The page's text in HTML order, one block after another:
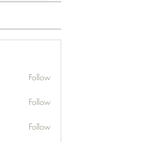
Follow
Follow
Follow